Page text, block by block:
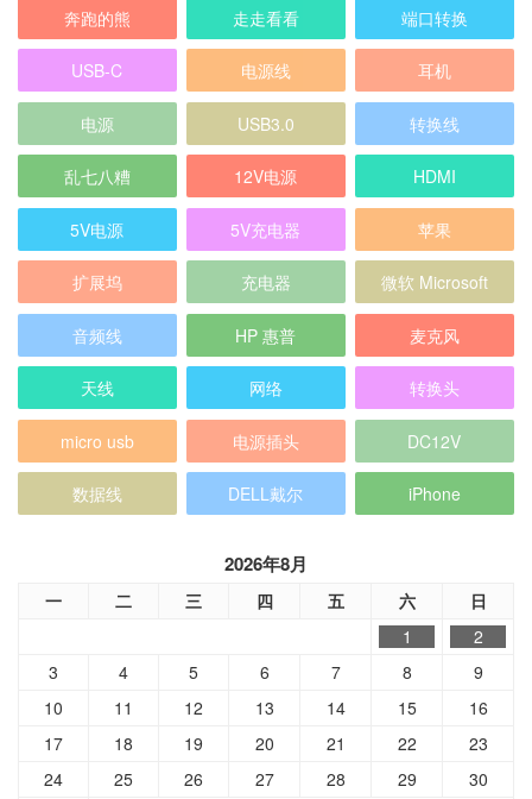
奔跑的熊 走走看看 端口转换
USB-C 电源线 耳机
电源 USB3.0 转换线
乱七八糟 12V电源 HDMI
5V电源 5V充电器 苹果
扩展坞 充电器 微软 Microsoft
音频线 HP 惠普 麦克风
天线 网络 转换头
micro usb 电源插头 DC12V
数据线 DELL戴尔 iPhone
2026年8月
一 二 三 四 五 六 日
1
2
3
4 5 6 7 8
9
10
11 12 13 14 15
16
17
18 19 20 21 22
23
24
25 26 27 28 29
30